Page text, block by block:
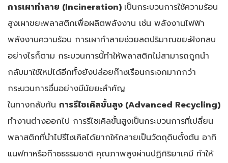
การเผาทำลาย (Incineration) เป็นกระบวนการใช้ความร้อน
สูงเผาขยะพลาสติกเพื่อผลิตพลังงาน เช่น พลังงานไฟฟ้า
พลังงานความร้อน การเผาทำลายช่วยลดปริมาณขยะฝังกลบ
อย่างไรก็ตาม กระบวนการนี้ทำให้พลาสติกไม่สามารถถูกนำ
กลับมาใช้ใหม่ได้อีกทั้งยังปล่อยก๊าซเรือนกระจกมากกว่า
กระบวนการอื่นอย่างมีนัยยะสำคัญ
ในทางกลับกัน การรีไซเคิลขั้นสูง (Advanced Recycling)
ทำงานต่างออกไป การรีไซเคิลขั้นสูงเป็นกระบวนการที่เปลี่ยน
พลาสติกที่นำไปรีไซเคิลได้ยากให้กลายเป็นวัตถุดิบตั้งต้น อาทิ
แนฟทาหรือก๊าซธรรมชาติ คุณภาพสูงผ่านปฏิกิริยาเคมี ทำให้